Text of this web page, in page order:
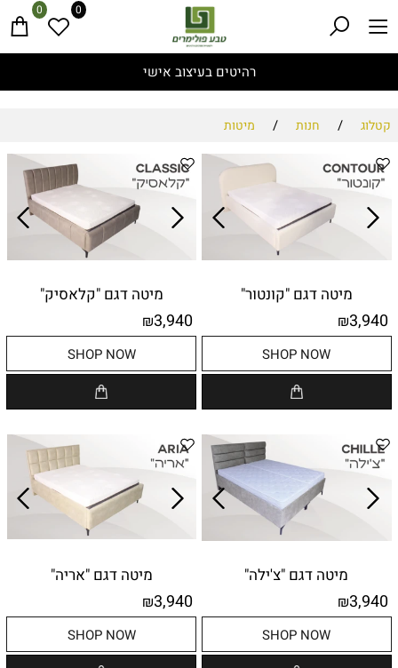
רהיטים בעיצוב אישי
0 0
קטלוג / חנות / מיטות
מיטה דגם "קונטור"
₪3,940
SHOP NOW
מיטה דגם "קלאסיק"
₪3,940
SHOP NOW
מיטה דגם "צ'ילה"
₪3,940
SHOP NOW
מיטה דגם "אריה"
₪3,940
SHOP NOW